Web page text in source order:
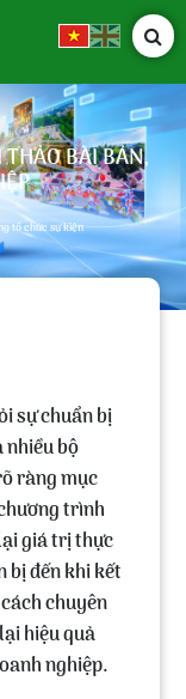
BÀI BẢN,
tổ chức sự kiện
sự chuẩn bị
nhiều bộ
ràng mục
trình
giá trị thực
bị đến khi kết
chuyên
hiệu quả
nghiệp.